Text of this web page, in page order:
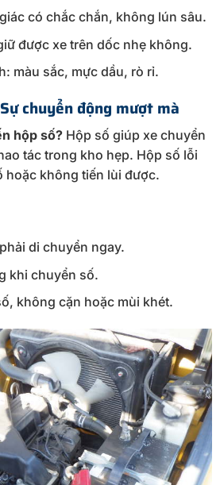
có chắc chắn, không lún sâu.
được xe trên dốc nhẹ không.
màu sắc, mực dầu, rò rỉ.
chuyển động mượt mà
hộp số? Hộp số giúp xe chuyển
tác trong kho hẹp. Hộp số lỗi
hoặc không tiến lùi được.
di chuyển ngay.
khi chuyển số.
không cặn hoặc mùi khét.